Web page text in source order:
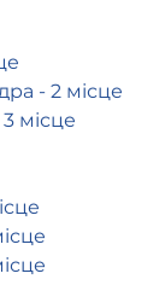
- 2 місце
місце